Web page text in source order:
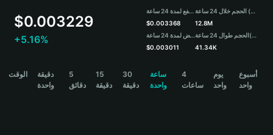
Português (Portugal)
Bahasa Indonesia
বাংলা
$0.003229
+5.16%
مرتفع لمدة 24 ساعة
$0.003368
منخفض لمدة 24 ساعة
$0.003011
الحجم خلال 24 ساعة (XCX)
12.8M
الحجم طوال 24 ساعة(USDT)
41.34K
الوقت
دقيقة
واحدة
5
دقائق
15
دقيقة
30
دقيقة
ساعة
واحدة
4
ساعات
يوم
واحد
أسبوع
واحد